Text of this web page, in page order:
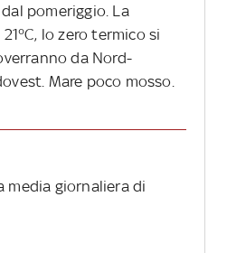
pomeriggio. La
lo zero termico si
da Nord-
Mare poco mosso.
media giornaliera di